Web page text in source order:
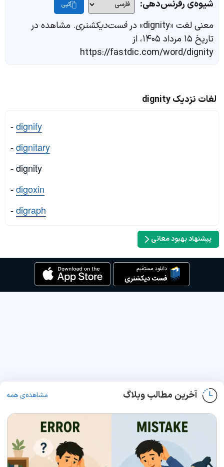
شیوه‌ی رفرنس‌دهی: کپی
معنی لغت «dignity» در فست‌دیکشنری. مشاهده در
تاریخ ۱۵ مرداد ۱۴۰۵، از
https://fastdic.com/word/dignity
لغات نزدیک dignity
-dignify
-dignitary
- dignity
-digoxin
-digraph
پیشنهاد بهبود معانی
آخرین مطالب وبلاگ مشاهده‌ی همه